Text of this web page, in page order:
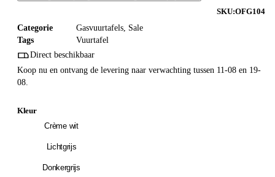
SKU:OFG104
Categorie
Gasvuurtafels Sale
Tags
Vuurtafel
Direct beschikbaar
Koop nu en ontvang de levering naar verwachting tussen 11-08 en 19-
08.
Kleur
Crème wit
Lichtgrijs
Donkergrijs